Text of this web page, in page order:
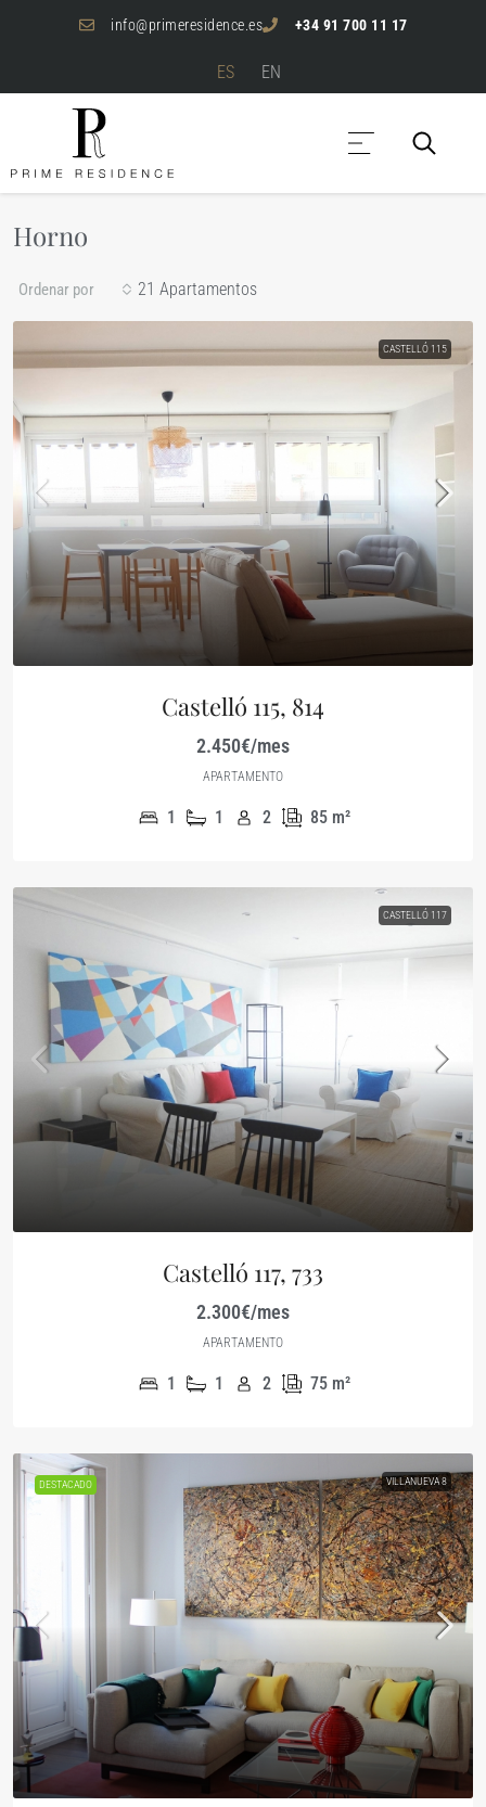
info@primeresidence.es +34 91 700 11 17
ES EN
Horno
21 Apartamentos
Ordenar por
CASTELLÓ 115
Castelló 115, 814
2.450€/mes
APARTAMENTO
1 1 2 85 m²
CASTELLÓ 117
Castelló 117, 733
2.300€/mes
APARTAMENTO
1 1 2 75 m²
DESTACADO VILLANUEVA 8